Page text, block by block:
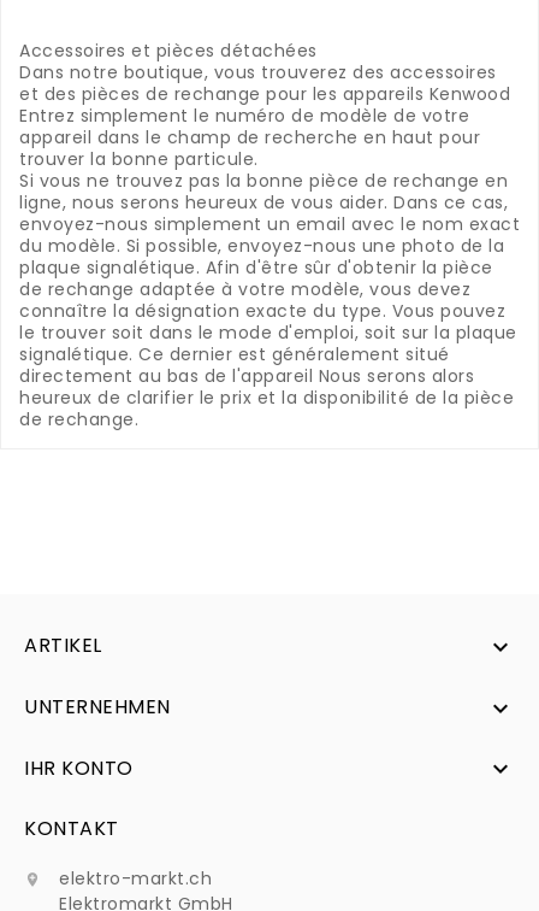
Accessoires et pièces détachées
Dans notre boutique, vous trouverez des accessoires
et des pièces de rechange pour les appareils Kenwood
Entrez simplement le numéro de modèle de votre
appareil dans le champ de recherche en haut pour
trouver la bonne particule.
Si vous ne trouvez pas la bonne pièce de rechange en
ligne, nous serons heureux de vous aider. Dans ce cas,
envoyez-nous simplement un email avec le nom exact
du modèle. Si possible, envoyez-nous une photo de la
plaque signalétique. Afin d'être sûr d'obtenir la pièce
de rechange adaptée à votre modèle, vous devez
connaître la désignation exacte du type. Vous pouvez
le trouver soit dans le mode d'emploi, soit sur la plaque
signalétique. Ce dernier est généralement situé
directement au bas de l'appareil Nous serons alors
heureux de clarifier le prix et la disponibilité de la pièce
de rechange.
ARTIKEL 
UNTERNEHMEN 
IHR KONTO 
KONTAKT

elektro-markt.ch
Elektromarkt GmbH